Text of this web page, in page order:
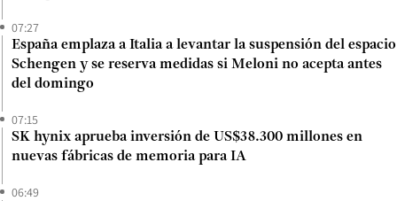
07:27
España emplaza a Italia a levantar la suspensión del espacio
Schengen y se reserva medidas si Meloni no acepta antes
del domingo
07:15
SK hynix aprueba inversión de US$38.300 millones en
nuevas fábricas de memoria para IA
06:49